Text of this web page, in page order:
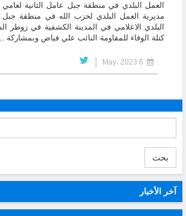
مديرية العمل البلدي لحزب الله في منطقة جبل
البلدي الاعلامي في المدينة الكشفية في زوطر
كتلة الوفاء للمقاومة النائب علي فياض وبمشاركة
بحث
آخر الأخبار